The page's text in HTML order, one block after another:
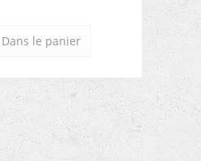
Dans le panier